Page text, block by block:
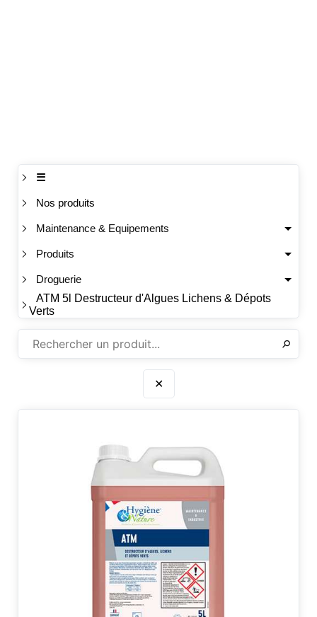
☰
Nos produits
Maintenance & Equipements
Produits
Droguerie
ATM 5l Destructeur d'Algues Lichens & Dépots
Verts
✕
⚲
✕